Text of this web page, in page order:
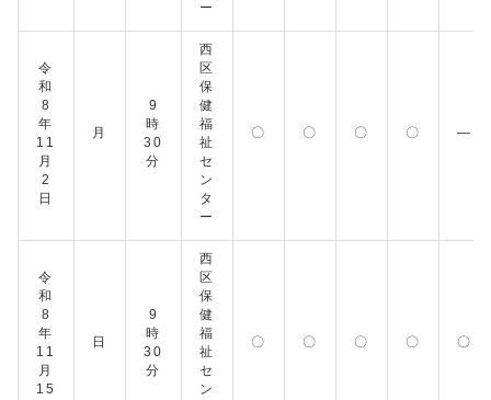
ー
令
和
8
年
11
月
2
日
月
9
時
30
分
西
区
保
健
福
祉
セ
ン
タ
ー
〇 〇 〇 〇 ―
令
和
8
年
11
月
15
日
9
時
30
分
西
区
保
健
福
祉
セ
ン
〇 〇 〇 〇 〇